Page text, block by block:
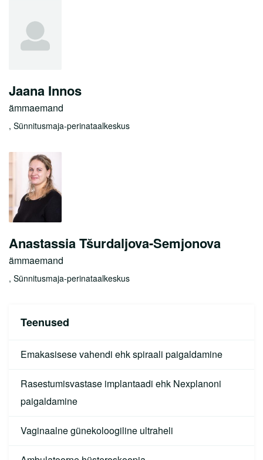
Jaana Innos
ämmaemand
, Sünnitusmaja-perinataalkeskus
Anastassia Tšurdaljova-Semjonova
ämmaemand
, Sünnitusmaja-perinataalkeskus
Teenused
Emakasisese vahendi ehk spiraali paigaldamine
Rasestumisvastase implantaadi ehk Nexplanoni
paigaldamine
Vaginaalne günekoloogiline ultraheli